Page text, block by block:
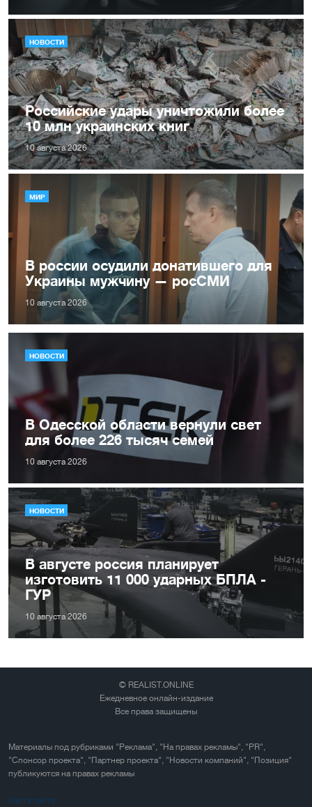
НОВОСТИ
Российские удары уничтожили более
10 млн украинских книг
10 августа 2026
МИР
В россии осудили донатившего для
Украины мужчину — росСМИ
10 августа 2026
НОВОСТИ
В Одесской области вернули свет
для более 226 тысяч семей
10 августа 2026
НОВОСТИ
В августе россия планирует
изготовить 11 000 ударных БПЛА -
ГУР
10 августа 2026
© REALIST.ONLINE
Ежедневное онлайн-издание
Все права защищены
Материалы под рубриками "Реклама", "На правах рекламы", "PR",
"Спонсор проекта", "Партнер проекта", "Новости компаний", "Позиция"
публикуются на правах рекламы
Карта сайта